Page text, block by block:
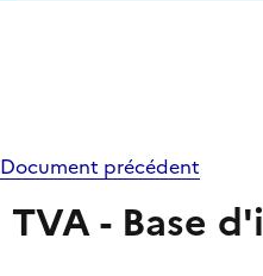
Document précédent
TVA - Base